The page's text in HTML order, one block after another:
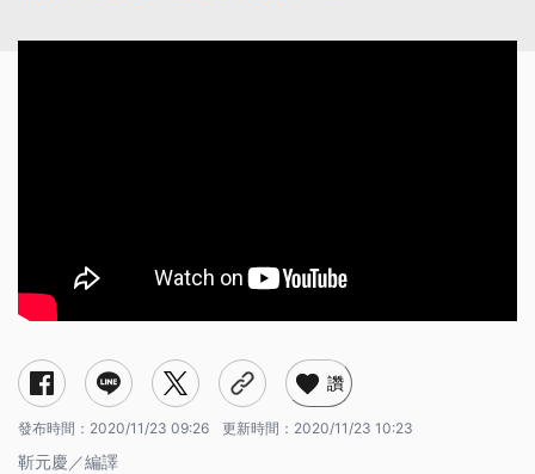
讚
發布時間： 2020/11/23 09:26 更新時間： 2020/11/23 10:23
靳元慶／編譯